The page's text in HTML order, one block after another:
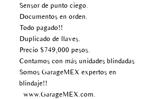
Sensor de punto ciego.
Documentos en orden.
Todo pagado!!
Duplicado de llaves.
Precio $749,000 pesos.
Contamos con más unidades blindadas
Somos GarageMEX expertos en
blindaje!!
www.GarageMEX.com.